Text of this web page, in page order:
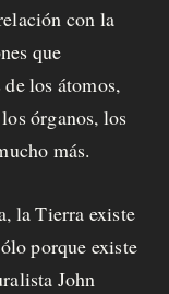
con la
que
los átomos,
órganos, los
más.
la Tierra existe
porque existe
John